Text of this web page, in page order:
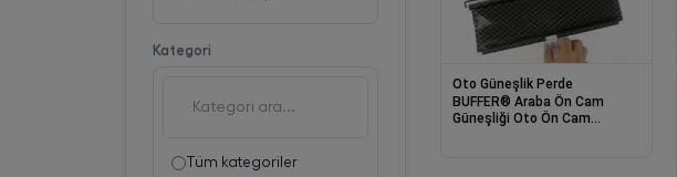
Kategori
Tüm kategoriler
Oto Güneşlik Perde
BUFFER® Araba Ön Cam
Güneşliği Oto Ön Cam